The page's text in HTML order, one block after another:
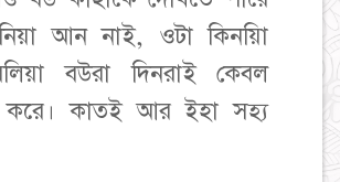
আন নাই, ওটা কিনয়িা
বউরা দিনরাই কেবল
করে। কাতই আর ইহা সহ্য